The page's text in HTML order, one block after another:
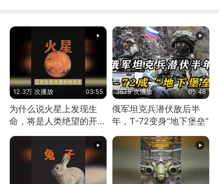
12.3万 次播放 03:55
为什么说火星上发现生
命，将是人类绝望的开
始？
3675 次播放 05:48
俄军坦克兵潜伏敌后半
年，T-72变身“地下堡垒”